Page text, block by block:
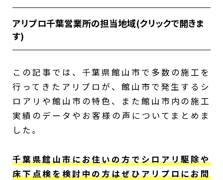
アリプロ千葉営業所の担当地域(クリックで開きま
す)
東金市、千葉市緑区、佐倉市、四街道市、
子町、長生村、一宮町、長南町、睦沢町、多
古町、匝瑳市、旭市、山武市、八街市、芝山
町、九十九里町、横芝光町、大多喜町、いす
み市、千葉市美浜区、千葉市稲毛区、千葉市
中央区、千葉市若葉区、君津市、市原市、木
袖ケ浦市、館山市、富津市、南房総市
この記事では、千葉県館山市で多数の施工を
行ってきたアリプロが、館山市で発生するシ
ロアリや館山市の特色、また館山市内の施工
実績のデータやお客様の声についてまとめま
した。
千葉県館山市にお住いの方でシロアリ駆除や
床下点検を検討中の方はぜひアリプロにお問